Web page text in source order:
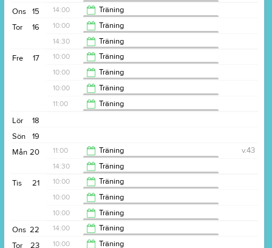
11:00
Idrottsföreningen Träningslust i Roslage
11:00
15
Ons 14:00
Träning
Idrottsföreningen Träningslust i Roslage
15:00
16
Tor 10:00
Träning
Idrottsföreningen Träningslust i Roslage
11:00
14:30
Träning
Idrottsföreningen Träningslust i Roslage
15:30
17
Fre 10:00
Träning
Idrottsföreningen Träningslust i Roslage
11:00
10:00
Träning
Idrottsföreningen Träningslust i Roslage
11:00
10:00
Träning
Idrottsföreningen Träningslust i Roslage
11:00
Träning
18
Lör
19
Sön
20
Mån v.43
11:00
Träning
Idrottsföreningen Träningslust i Roslage
12:00
14:30
Träning
Idrottsföreningen Träningslust i Roslage
15:30
21
Tis 10:00
Träning
Idrottsföreningen Träningslust i Roslage
11:00
10:00
Träning
Idrottsföreningen Träningslust i Roslage
11:00
10:00
Träning
Idrottsföreningen Träningslust i Roslage
11:00
22
Ons 14:00
Träning
Idrottsföreningen Träningslust i Roslage
23
Tor 10:00
Träning